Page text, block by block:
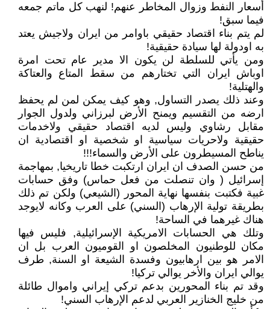
أسعار النفط وزوال المخاطر عنهم! لنهب كل ماتم جمعه
فيما سبق!
لم يتم بناء اقتصاد حقيقي باوامر من ايران ولاجيش يعتد
به اودولة لها سيادة حقيقية!
ومن يأتي للسلطة لن يكون الا مدير عام تحت امرة
اوباش ايران التي تختارهم من سقط المتاع والعتاكة
والهتلية!
وعند ذلك يصدر التساول, وهو كيف يمكن لمن لم يحفظ
ارضه من التقسيم ويمنح الأرض لبرزاني ولدول الجوار
مقابل رشاوي وليس لديه اقتصاد حقيقي ولاخدمات
حقيقية ولاحريات سياسية او شخصية او اقتصادية ان
يناطح المسيطرون على الأرض والسماء!!!
من حسن الصدف ان ايران ارتكبت خطا تاريخيا, بمهاجمة
إسرائيل ( وان تنصلت من فعل حماس) وفق حسابات
غبية فكتبت بنفسها نهاية المحور (الشيعي) ولكن تم ذلك
بطريقة تولية الإرهاب (السني) على العرب وكانه لايوجد
هناك غيرهما في الساحة!
وتلك هي الحسابات الامريكية الإسرائيلية, فليس فيها
مكان للوطنيون المخلصون او القوميون العرب بل ان
الامر هو بين ارهابيون وفسدة الشيعة او السنة, طرف
يوالي ايران والأخر يوالي تركيا!
وقد تم بناء المحورين بدعم تركي إيراني واموال طائلة
من خليج الخنازير العربي لدعم الإرهاب السني!